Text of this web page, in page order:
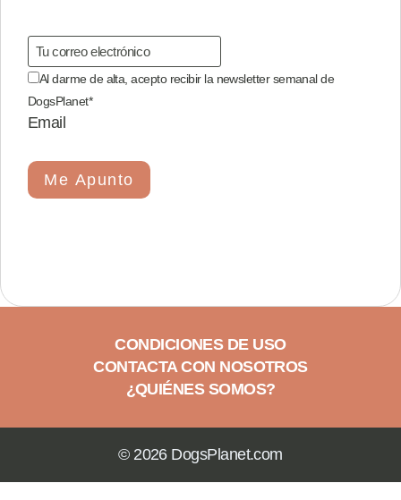
Al darme de alta, acepto recibir la newsletter semanal de
DogsPlanet*
Email
Me Apunto
CONDICIONES DE USO
CONTACTA CON NOSOTROS
¿QUIÉNES SOMOS?
© 2026 DogsPlanet.com